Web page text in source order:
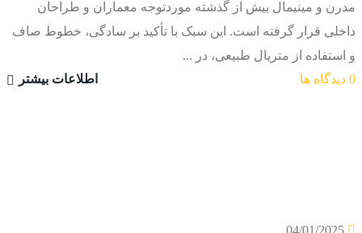
مدرن و مینیمال بیش از گذشته موردتوجه معماران و طراحان
داخلی قرار گرفته است. این سبک با تأکید بر سادگی، خطوط صاف
و استفاده از متریال طبیعی، در ...
0 دیدگاه ها
اطلاعات بیشتر
04/01/2025